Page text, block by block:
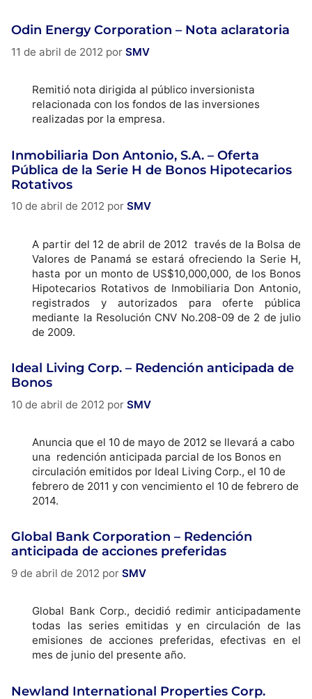
Odin Energy Corporation – Nota aclaratoria
11 de abril de 2012 por SMV
Remitió nota dirigida al público inversionista
relacionada con los fondos de las inversiones
realizadas por la empresa.
Inmobiliaria Don Antonio, S.A. – Oferta
Pública de la Serie H de Bonos Hipotecarios
Rotativos
10 de abril de 2012 por SMV
A partir del 12 de abril de 2012 través de la Bolsa de
Valores de Panamá se estará ofreciendo la Serie H,
hasta por un monto de US$10,000,000, de los Bonos
Hipotecarios Rotativos de Inmobiliaria Don Antonio,
registrados y autorizados para oferte pública
mediante la Resolución CNV No.208-09 de 2 de julio
de 2009.
Ideal Living Corp. – Redención anticipada de
Bonos
10 de abril de 2012 por SMV
Anuncia que el 10 de mayo de 2012 se llevará a cabo
una redención anticipada parcial de los Bonos en
circulación emitidos por Ideal Living Corp., el 10 de
febrero de 2011 y con vencimiento el 10 de febrero de
2014.
Global Bank Corporation – Redención
anticipada de acciones preferidas
9 de abril de 2012 por SMV
Global Bank Corp., decidió redimir anticipadamente
todas las series emitidas y en circulación de las
emisiones de acciones preferidas, efectivas en el
mes de junio del presente año.
Newland International Properties Corp.